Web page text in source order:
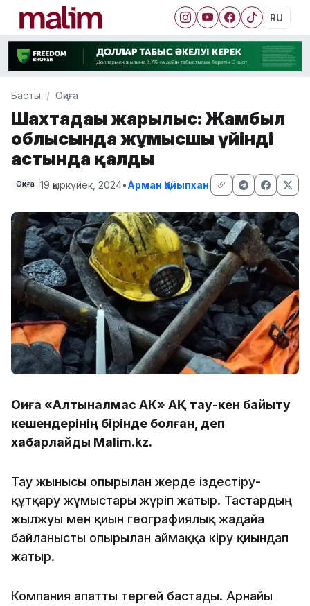
RU
Басты Оқиға
Шахтадағы жарылыс: Жамбыл
облысында жұмысшы үйінді
астында қалды
Оқиға 19 қыркүйек, 2024•Арман Қайыпхан
Оқиға «Алтыналмас АК» АҚ тау-кен байыту
кешендерінің бірінде болған, деп
хабарлайды Malim.kz.
Тау жынысы опырылған жерде іздестіру-
құтқару жұмыстары жүріп жатыр. Тастардың
жылжуы мен қиын географиялық жағдайға
байланысты опырылған аймаққа кіру қиындап
жатыр.
Компания апатты тергей бастады. Арнайы